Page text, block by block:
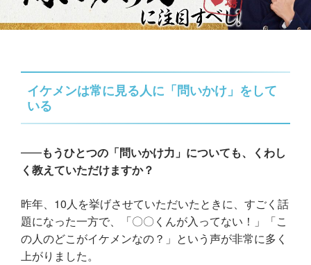
イケメンは常に見る人に「問いかけ」をして
いる
もうひとつの「問いかけ力」についても、くわし
く教えていただけますか？
昨年、10人を挙げさせていただいたときに、すごく話
題になった一方で、「〇〇くんが入ってない！」「こ
の人のどこがイケメンなの？」という声が非常に多く
上がりました。